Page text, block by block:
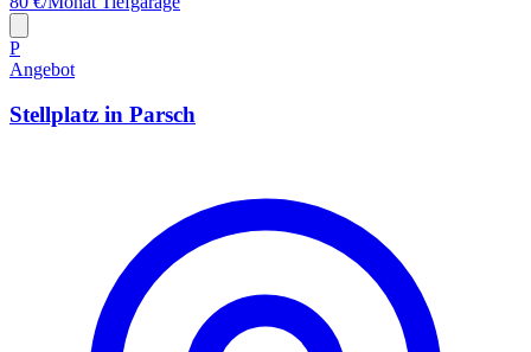
P
Angebot
Stellplatz in Parsch